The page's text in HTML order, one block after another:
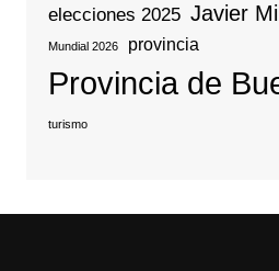
elecciones 2025 Javier
Mundial 2026 provincia
Provincia de
turismo